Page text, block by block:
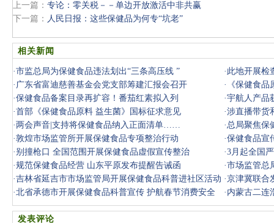
上一篇： 专论：零关税－－单边开放激活中非共赢
下一篇： 人民日报：这些保健品为何专“坑老”
相关新闻
·市监总局为保健食品违法划出“三条高压线 ” · 此地开展检
· 广东省富迪慈善基金会党支部筹建汇报会召开 ·
《保健食
·保健食品备案目录再扩容！番茄红素拟入列 ·宇航人产品
·首部《保健食品原料 益生菌》国标征求意见 ·涉直播带货
· 两会声音|支持将保健食品纳入正面清单…… ·总局聚焦保
·敦煌市场监管所开展保健食品专项整治行动 ·保健食品宣
·别撞枪口 全国范围开展保健食品虚假宣传整治 ·3月起全国
·规范保健食品经营 山东平原发布提醒告诫函 ·市场监管总
月1日起实
·吉林省延吉市市场监管局开展保健食品科普进社区活动 ·京津冀联合
购
·北省承德市开展保健食品科普宣传 护航春节消费安全 · 内蒙古二连
检查
发表评论